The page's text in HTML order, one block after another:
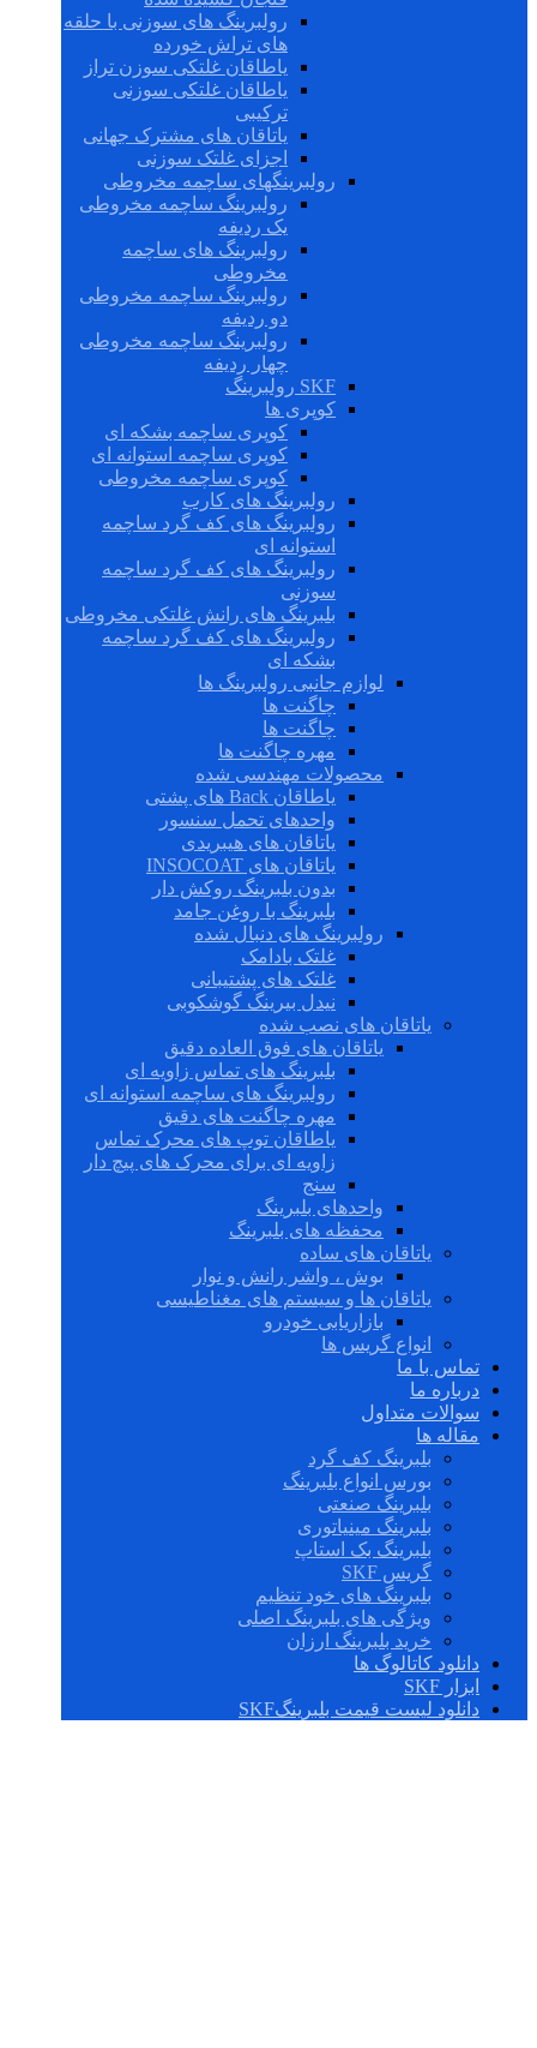
رولبرینگ های سوزنی با حلقه
های تراش خورده
یاطاقان غلتکی سوزن تراز
یاطاقان غلتکی سوزنی
ترکیبی
یاتاقان های مشترک جهانی
اجزای غلتک سوزنی
رولبرینگهای ساچمه مخروطی
رولبرینگ ساچمه مخروطی
یک ردیفه
رولبرینگ های ساچمه
مخروطی
رولبرینگ ساچمه مخروطی
دو ردیفه
رولبرینگ ساچمه مخروطی
چهار ردیفه
SKF رولبرینگ
کوپری ها
کوپری ساچمه بشکه ای
کوپری ساچمه استوانه ای
کوپری ساچمه مخروطی
رولبرینگ های کارب
رولبرینگ های کف گرد ساچمه
استوانه ای
رولبرینگ های کف گرد ساچمه
سوزنی
بلبرینگ های رانش غلتکی مخروطی
رولبرینگ های کف گرد ساچمه
بشکه ای
لوازم جانبی رولبرینگ ها
چاگنت ها
چاگنت ها
مهره چاگنت ها
محصولات مهندسی شده
یاطاقان Back های پشتی
واحدهای تحمل سنسور
یاتاقان های هیبریدی
یاتاقان های INSOCOAT
بدون بلبرینگ روکش دار
بلبرینگ با روغن جامد
رولبرینگ های دنبال شده
غلتک بادامک
غلتک های پشتیبانی
نیدل بیرینگ گوشکوبی
یاتاقان های نصب شده
یاتاقان های فوق العاده دقیق
بلبرینگ های تماس زاویه ای
رولبرینگ های ساچمه استوانه ای
مهره چاگنت های دقیق
یاطاقان توپ های محرک تماس
زاویه ای برای محرک های پیچ دار
سنج
واحدهای بلبرینگ
محفظه های بلبرینگ
یاتاقان های ساده
بوش ، واشر رانش و نوار
یاتاقان ها و سیستم های مغناطیسی
بازاریابی خودرو
انواع گریس ها
تماس با ما
درباره ما
سوالات متداول
مقاله ها
بلبرینگ کف گرد
بورس انواع بلبرینگ
بلبرینگ صنعتی
بلبرینگ مینیاتوری
بلبرینگ بک استاپ
گریس SKF
بلبرینگ های خود تنظیم
ویژگی های بلبرینگ اصلی
خرید بلبرینگ ارزان
دانلود کاتالوگ ها
ابزار SKF
دانلود لیست قیمت بلبرینگSKF